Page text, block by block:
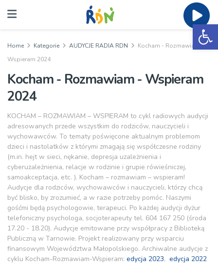
Home Kategorie AUDYCJE RADIA RDN
Kocham - Rozmawiam -
Wspieram 2024
Kocham - Rozmawiam - Wspieram
2024
KOCHAM – ROZMAWIAM – WSPIERAM to cykl radiowych audycji
adresowanych przede wszystkim do rodziców, nauczycieli i
wychowawców. To tematy poświęcone aktualnym problemom
dzieci i nastolatków z którymi zmagają się współczesne rodziny
(m.in. hejt w sieci, nękanie, depresja uzależnienia i
cyberuzależnienia, relacje w rodzinie i grupie rówieśniczej,
samoakceptacja, etc. ). Kocham – rozmawiam – wspieram!
Audycje dla rodziców, wychowawców i nauczycieli, którzy chcą
być blisko, by zrozumieć, a w razie potrzeby pomóc. Naszymi
gośćmi będą psychologowie, terapeuci. Po każdej audycji dyżur
telefoniczny psychologa, socjoterapeuty tel. 604 167 250 (środa
17.20 - 18.20). Audycje emitowane przy współpracy z Biblioteką
Publiczną w Tarnowie. Projekt realizowany przy wsparciu
finansowym Województwa Małopolskiego. Archiwalne audycje z
cyklu Kocham-Rozmawiam-Wspieram: edycja 2023, edycja 2022